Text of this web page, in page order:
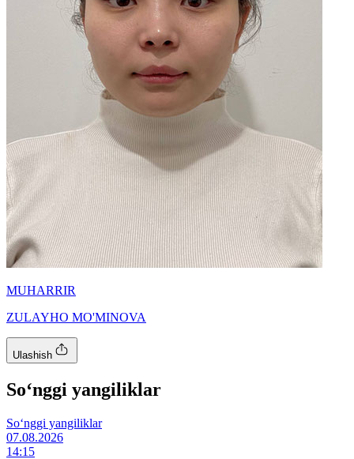
MUHARRIR
ZULAYHO MO'MINOVA
Ulashish
So‘nggi yangiliklar
So‘nggi yangiliklar
07.08.2026
14:15